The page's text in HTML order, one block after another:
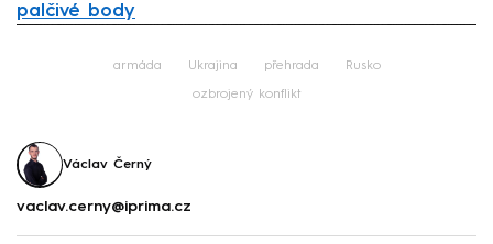
palčivé body
armáda Ukrajina přehrada Rusko
ozbrojený konflikt
Václav Černý
vaclav.cerny@iprima.cz